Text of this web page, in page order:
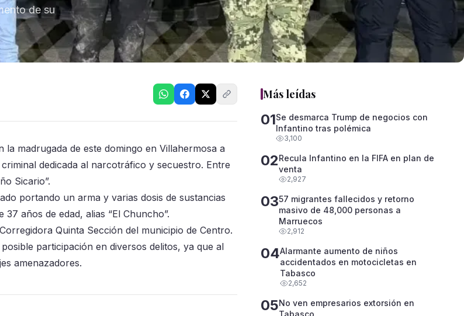
de su
la madrugada de este domingo en Villahermosa a
dedicada al narcotráfico y secuestro. Entre
Sicario”.
portando un arma y varias dosis de sustancias
años de edad, alias “El Chuncho”.
Quinta Sección del municipio de Centro.
participación en diversos delitos, ya que al
amenazadores.
Más leídas
01Se desmarca Trump de negocios con
Infantino tras polémica
3,100
02Recula Infantino en la FIFA en plan de
venta
2,927
0357 migrantes fallecidos y retorno
masivo de 48,000 personas a
Marruecos
2,912
04Alarmante aumento de niños
accidentados en motocicletas en
Tabasco
2,652
05No ven empresarios extorsión en
Tabasco